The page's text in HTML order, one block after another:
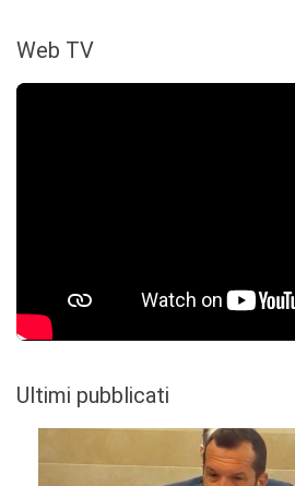
Web TV
Ultimi pubblicati